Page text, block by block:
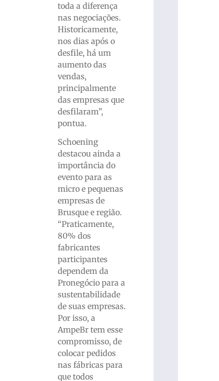
toda a diferença
nas negociações.
Historicamente,
nos dias após o
desfile, há um
aumento das
vendas,
principalmente
das empresas que
desfilaram”,
pontua.
Schoening
destacou ainda a
importância do
evento para as
micro e pequenas
empresas de
Brusque e região.
“Praticamente,
80% dos
fabricantes
participantes
dependem da
Pronegócio para a
sustentabilidade
de suas empresas.
Por isso, a
AmpeBr tem esse
compromisso, de
colocar pedidos
nas fábricas para
que todos